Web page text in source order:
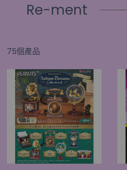
Re-ment
75個產品